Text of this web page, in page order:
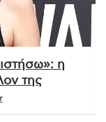
η
της